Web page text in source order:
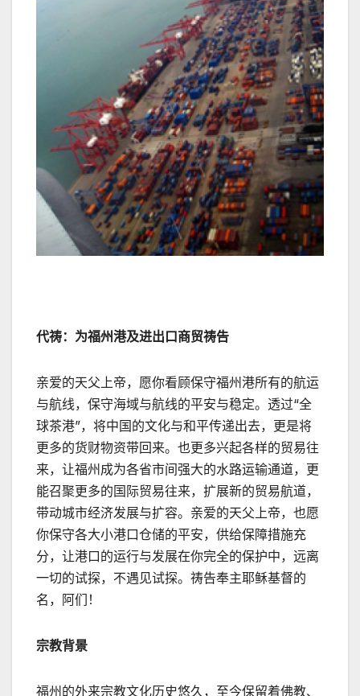
代祷：为福州港及进出口商贸祷告
亲爱的天父上帝，愿你看顾保守福州港所有的航运
与航线，保守海域与航线的平安与稳定。透过“全
球茶港”，将中国的文化与和平传递出去，更是将
更多的货财物资带回来。也更多兴起各样的贸易往
来，让福州成为各省市间强大的水路运输通道，更
能召聚更多的国际贸易往来，扩展新的贸易航道，
带动城市经济发展与扩容。亲爱的天父上帝，也愿
你保守各大小港口仓储的平安，供给保障措施充
分，让港口的运行与发展在你完全的保护中，远离
一切的试探，不遇见试探。祷告奉主耶稣基督的
名，阿们！
宗教背景
福州的外来宗教文化历史悠久，至今保留着佛教、